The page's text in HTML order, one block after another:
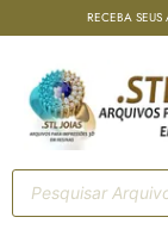
RECEBA